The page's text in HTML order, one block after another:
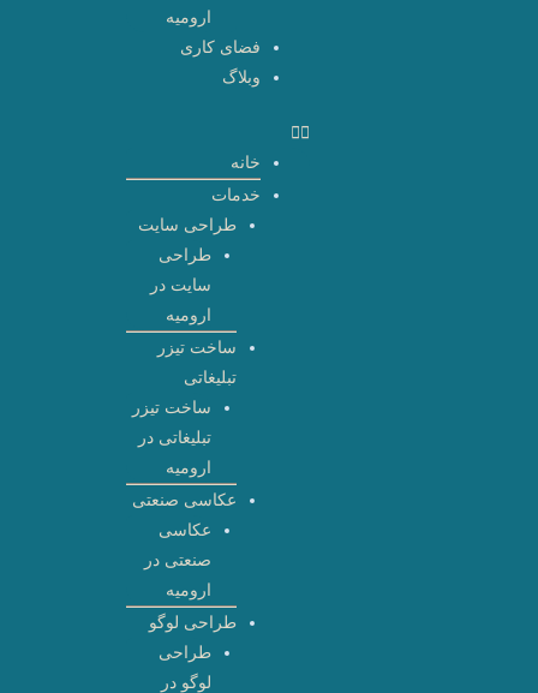
ارومیه
فضای کاری
وبلاگ
خانه
خدمات
طراحی سایت
طراحی
سایت در
ارومیه
ساخت تیزر
تبلیغاتی
ساخت تیزر
تبلیغاتی در
ارومیه
عکاسی صنعتی
عکاسی
صنعتی در
ارومیه
طراحی لوگو
طراحی
لوگو در